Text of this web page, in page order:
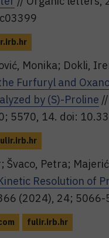
Monika; Dokli,
Furfuryl and
by (S)-Proline
5570, 14. doi:
Švaco, Petra;
Resolution of
(2024), 24;
fulir.irb.hr